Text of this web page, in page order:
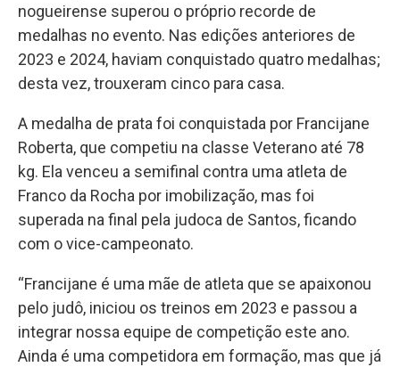
nogueirense superou o próprio recorde de
medalhas no evento. Nas edições anteriores de
2023 e 2024, haviam conquistado quatro medalhas;
desta vez, trouxeram cinco para casa.
A medalha de prata foi conquistada por Francijane
Roberta, que competiu na classe Veterano até 78
kg. Ela venceu a semifinal contra uma atleta de
Franco da Rocha por imobilização, mas foi
superada na final pela judoca de Santos, ficando
com o vice-campeonato.
“Francijane é uma mãe de atleta que se apaixonou
pelo judô, iniciou os treinos em 2023 e passou a
integrar nossa equipe de competição este ano.
Ainda é uma competidora em formação, mas que já